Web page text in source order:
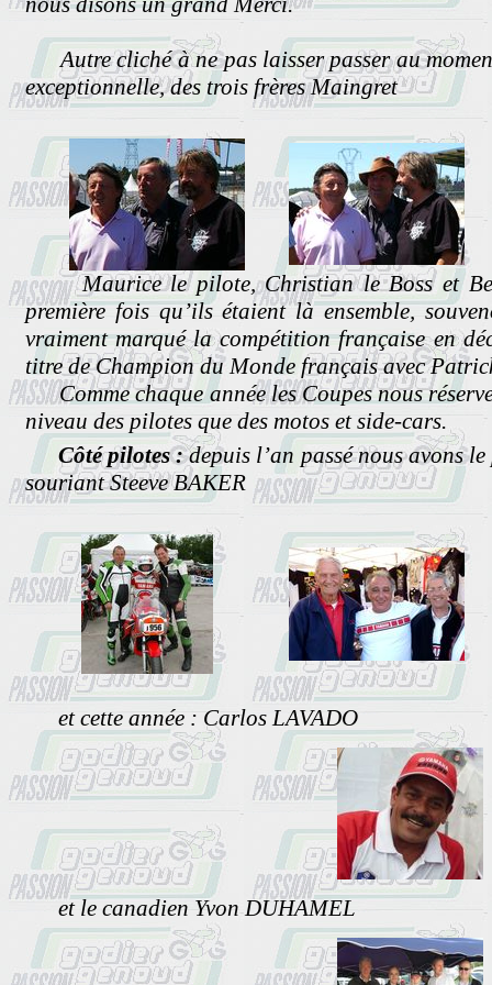
Autre cliché à ne pas laisser passer au
exceptionnelle, des trois frères Maingret
Maurice le pilote, Christian le Boss et
première fois qu’ils étaient là ensemble,
vraiment marqué la compétition française en
titre de Champion du Monde français avec
Comme chaque année les Coupes nous
niveau des pilotes que des motos et side-cars.
Côté pilotes :depuis l’an passé nous avons
souriant Steeve BAKER
et cette année : Carlos LAVADO
et le canadien Yvon DUHAMEL